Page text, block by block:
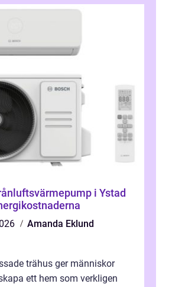
i Ystad
Amanda Eklund
trähus ger människor
ett hem som verkligen